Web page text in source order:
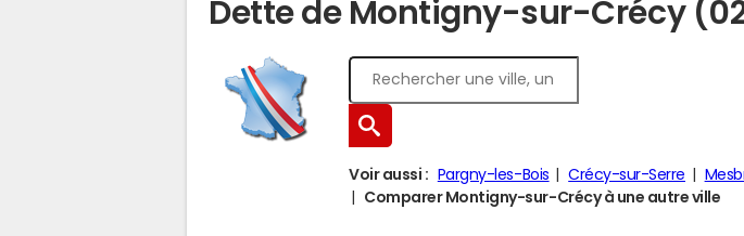
Dette de Montigny-sur-Crécy
Voir aussi : Pargny-les-Bois Crécy-sur-Serre
Comparer Montigny-sur-Crécy à une autre ville